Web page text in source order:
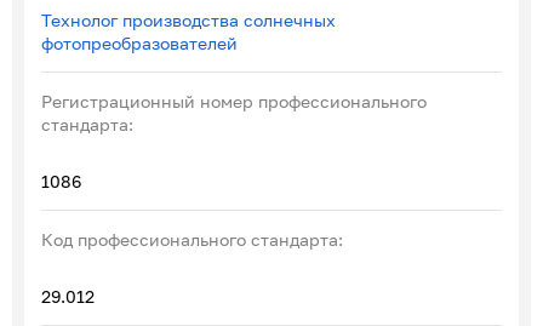
Технолог производства солнечных
фотопреобразователей
Регистрационный номер профессионального
стандарта:
1086
Код профессионального стандарта:
29.012